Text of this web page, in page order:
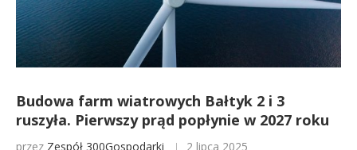
Budowa farm wiatrowych Bałtyk 2 i 3
ruszyła. Pierwszy prąd popłynie w 2027 roku
przez Zespół 300Gospodarki 2 lipca 2025